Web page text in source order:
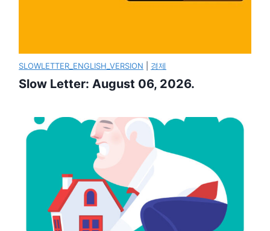
SLOWLETTER_ENGLISH_VERSION 경제
Slow Letter: August 06, 2026.